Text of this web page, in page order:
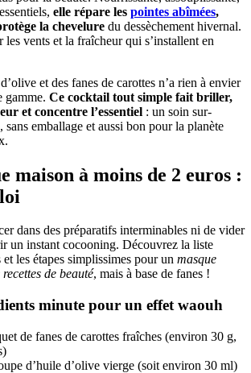
elle répare les pointes abîmées,
la chevelure du dessèchement hivernal.
vents et la fraîcheur qui s’installent en
et des fanes de carottes n’a rien à envier
gamme. Ce cocktail tout simple fait briller,
et concentre l’essentiel : un soin sur-
sans emballage et aussi bon pour la planète
maison à moins de 2 euros :
dans des préparatifs interminables ni de vider
un instant cocooning. Découvrez la liste
les étapes simplissimes pour un masque
de beauté, mais à base de fanes !
minute pour un effet waouh
de fanes de carottes fraîches (environ 30 g,
d’huile d’olive vierge (soit environ 30 ml)